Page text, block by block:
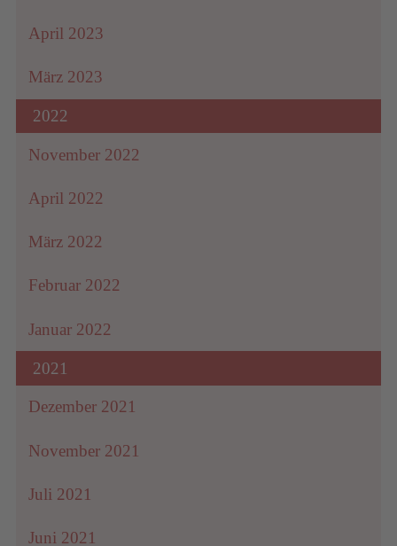
April 2023
März 2023
2022
November 2022
April 2022
März 2022
Februar 2022
Januar 2022
2021
Dezember 2021
November 2021
Juli 2021
Juni 2021